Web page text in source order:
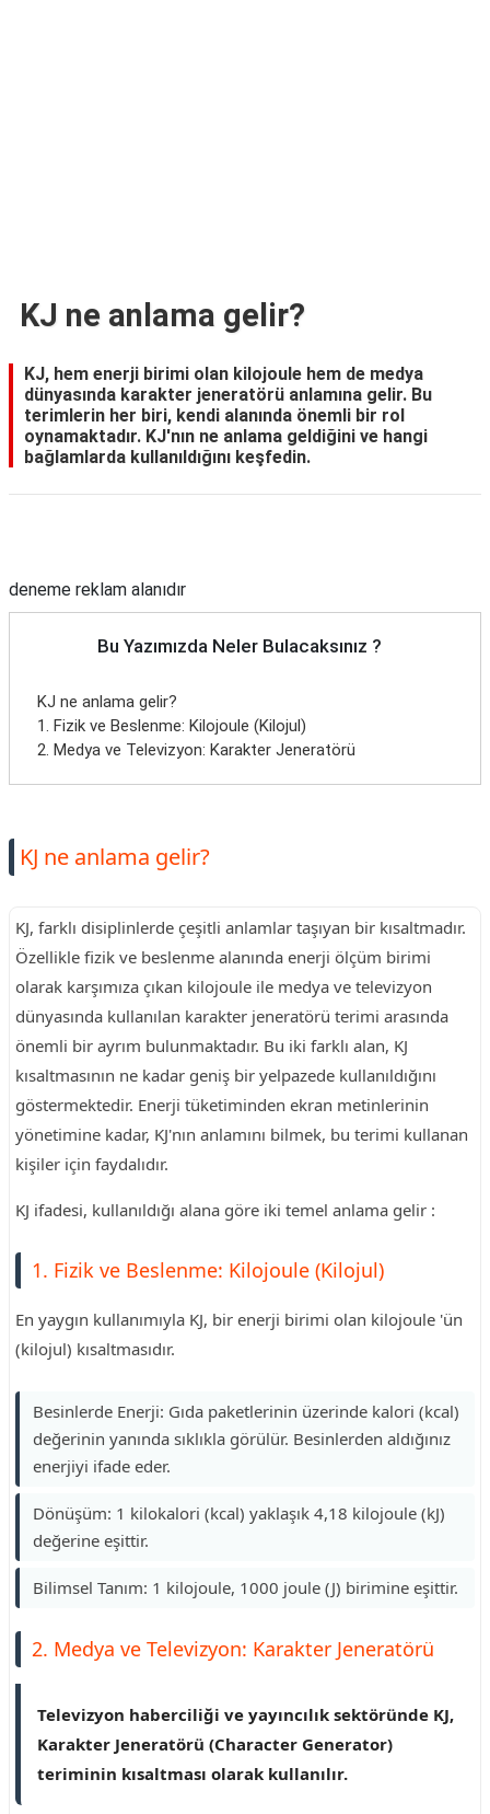
KJ ne anlama gelir?
KJ, hem enerji birimi olan kilojoule hem de medya
dünyasında karakter jeneratörü anlamına gelir. Bu
terimlerin her biri, kendi alanında önemli bir rol
oynamaktadır. KJ'nın ne anlama geldiğini ve hangi
bağlamlarda kullanıldığını keşfedin.
deneme reklam alanıdır
Bu Yazımızda Neler Bulacaksınız ?
KJ ne anlama gelir?
1. Fizik ve Beslenme: Kilojoule (Kilojul)
2. Medya ve Televizyon: Karakter Jeneratörü
KJ ne anlama gelir?
KJ, farklı disiplinlerde çeşitli anlamlar taşıyan bir kısaltmadır.
Özellikle fizik ve beslenme alanında enerji ölçüm birimi
olarak karşımıza çıkan kilojoule ile medya ve televizyon
dünyasında kullanılan karakter jeneratörü terimi arasında
önemli bir ayrım bulunmaktadır. Bu iki farklı alan, KJ
kısaltmasının ne kadar geniş bir yelpazede kullanıldığını
göstermektedir. Enerji tüketiminden ekran metinlerinin
yönetimine kadar, KJ'nın anlamını bilmek, bu terimi kullanan
kişiler için faydalıdır.
KJ ifadesi, kullanıldığı alana göre iki temel anlama gelir :
1. Fizik ve Beslenme: Kilojoule (Kilojul)
En yaygın kullanımıyla KJ, bir enerji birimi olan kilojoule 'ün
(kilojul) kısaltmasıdır.
Besinlerde Enerji: Gıda paketlerinin üzerinde kalori (kcal)
değerinin yanında sıklıkla görülür. Besinlerden aldığınız
enerjiyi ifade eder.
Dönüşüm: 1 kilokalori (kcal) yaklaşık 4,18 kilojoule (kJ)
değerine eşittir.
Bilimsel Tanım: 1 kilojoule, 1000 joule (J) birimine eşittir.
2. Medya ve Televizyon: Karakter Jeneratörü
Televizyon haberciliği ve yayıncılık sektöründe KJ,
Karakter Jeneratörü (Character Generator)
teriminin kısaltması olarak kullanılır.